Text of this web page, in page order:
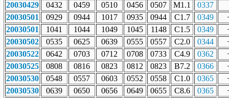
20030429
0432 0459 0510 0456 0507 M1.1
0337
20030501
0929 0944 1017 0935 0944 C1.7 0349
20030501
1041 1044 1049 1045 1148 C1.5 0349
20030502
0535 0625 0639 0555 0557 C2.0 0344
20030522
0642 0703 0712 0708 0733 C4.9 0362
20030525
0808 0816 0823 0812 0823 B7.2 0366
20030530
0548 0557 0603 0552 0558 C1.0 0365
20030530
0639 0650 0656 0649 0655 C8.6 0365